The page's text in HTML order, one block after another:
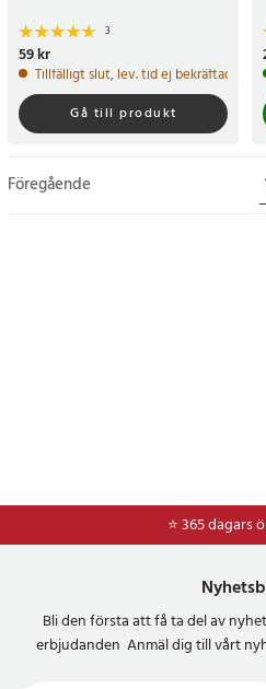
3
Pris:
59 kr
Tillfälligt slut, lev. tid ej bekräftad.
Gå till produkt
Föregående
⭐ 365 dagars
Bli den första att få ta del av
erbjudanden Anmäl dig till vårt